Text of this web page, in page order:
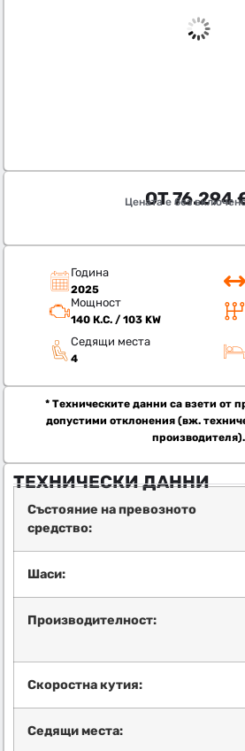
ОТ76.294
Цената е без
Година
2025
Мощност
140 К.С. / 103 KW
Седящи места
4
* Техническите данни са взети от
допустими отклонения (вж.
производителя).
ТЕХНИЧЕСКИ ДАННИ
Състояние на превозното
средство:
Шаси:
Производителност:
Скоростна кутия:
Седящи места: